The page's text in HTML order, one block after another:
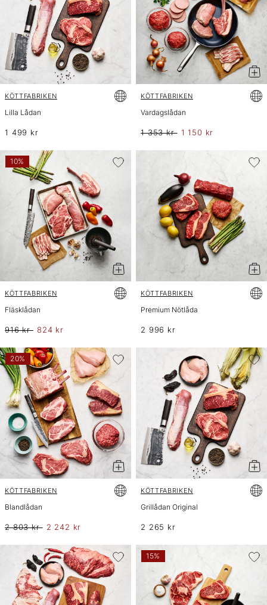
KÖTTFABRIKEN
Lilla Lådan
1 499 kr
KÖTTFABRIKEN
Vardagslådan
1 353 kr 1 150 kr
10%
KÖTTFABRIKEN
Fläsklådan
916 kr 824 kr
KÖTTFABRIKEN
Premium Nötlåda
2 996 kr
20%
KÖTTFABRIKEN
Blandlådan
2 803 kr 2 242 kr
KÖTTFABRIKEN
Grillådan Original
2 265 kr
15%